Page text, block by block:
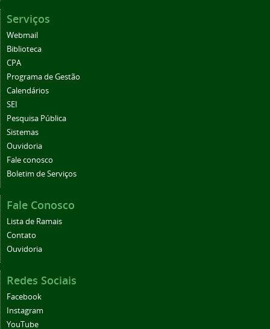
Serviços
Webmail
Biblioteca
CPA
Programa de Gestão
Calendários
SEI
Pesquisa Pública
Sistemas
Ouvidoria
Fale conosco
Boletim de Serviços
Fale Conosco
Lista de Ramais
Contato
Ouvidoria
Redes Sociais
Facebook
Instagram
YouTube